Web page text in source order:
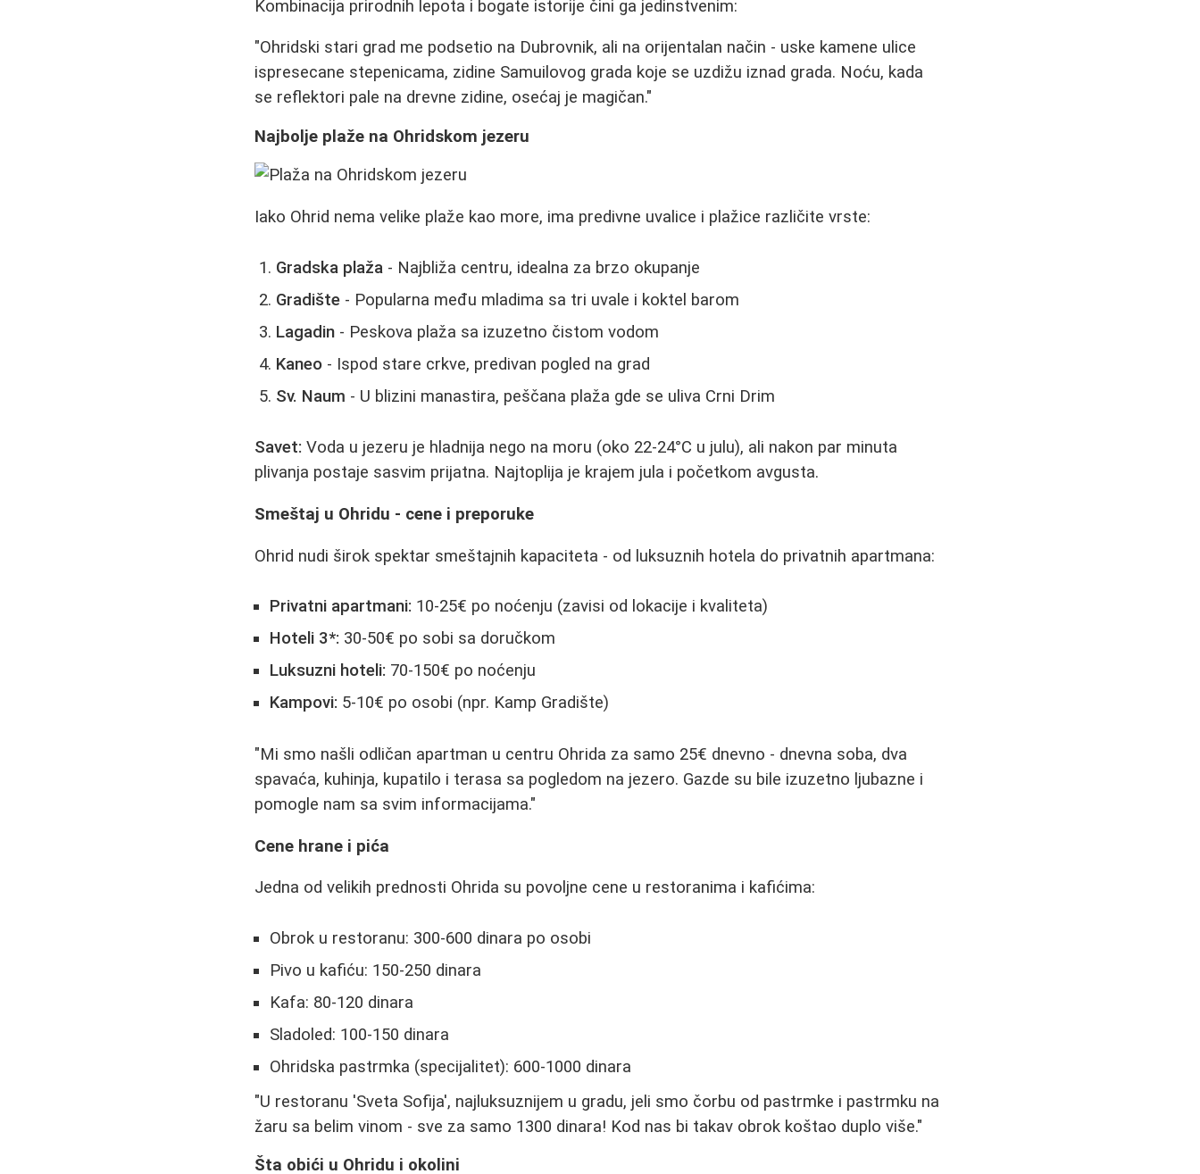
Kombinacija prirodnih lepota i bogate istorije čini ga jedinstvenim:
"Ohridski stari grad me podsetio na Dubrovnik, ali na orijentalan način - uske kamene ulice
ispresecane stepenicama, zidine Samuilovog grada koje se uzdižu iznad grada. Noću, kada
se reflektori pale na drevne zidine, osećaj je magičan."
Najbolje plaže na Ohridskom jezeru
Iako Ohrid nema velike plaže kao more, ima predivne uvalice i plažice različite vrste:
Gradska plaža - Najbliža centru, idealna za brzo okupanje
Gradište - Popularna među mladima sa tri uvale i koktel barom
Lagadin - Peskova plaža sa izuzetno čistom vodom
Kaneo - Ispod stare crkve, predivan pogled na grad
Sv. Naum - U blizini manastira, peščana plaža gde se uliva Crni Drim
Savet: Voda u jezeru je hladnija nego na moru (oko 22-24°C u julu), ali nakon par minuta
plivanja postaje sasvim prijatna. Najtoplija je krajem jula i početkom avgusta.
Smeštaj u Ohridu - cene i preporuke
Ohrid nudi širok spektar smeštajnih kapaciteta - od luksuznih hotela do privatnih apartmana:
Privatni apartmani: 10-25€ po noćenju (zavisi od lokacije i kvaliteta)
Hoteli 3*: 30-50€ po sobi sa doručkom
Luksuzni hoteli: 70-150€ po noćenju
Kampovi: 5-10€ po osobi (npr. Kamp Gradište)
"Mi smo našli odličan apartman u centru Ohrida za samo 25€ dnevno - dnevna soba, dva
spavaća, kuhinja, kupatilo i terasa sa pogledom na jezero. Gazde su bile izuzetno ljubazne i
pomogle nam sa svim informacijama."
Cene hrane i pića
Jedna od velikih prednosti Ohrida su povoljne cene u restoranima i kafićima:
Obrok u restoranu: 300-600 dinara po osobi
Pivo u kafiću: 150-250 dinara
Kafa: 80-120 dinara
Sladoled: 100-150 dinara
Ohridska pastrmka (specijalitet): 600-1000 dinara
"U restoranu 'Sveta Sofija', najluksuznijem u gradu, jeli smo čorbu od pastrmke i pastrmku na
žaru sa belim vinom - sve za samo 1300 dinara! Kod nas bi takav obrok koštao duplo više."
Šta obići u Ohridu i okolini